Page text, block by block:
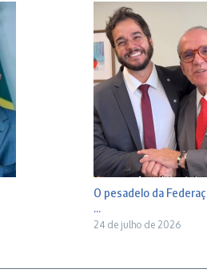
O pesadelo da
...
24 de julho de 2026